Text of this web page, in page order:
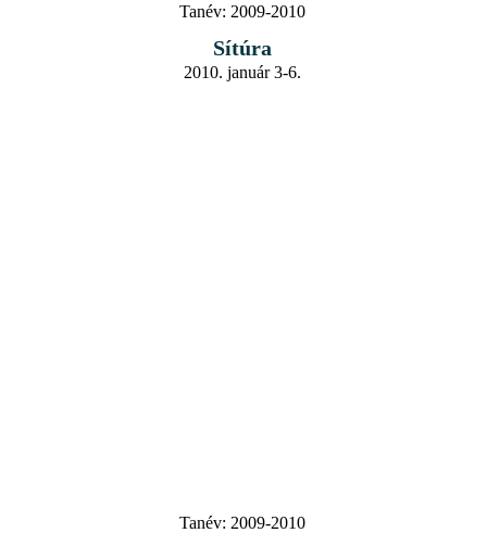
Tanév: 2009-2010
Sítúra
2010. január 3-6.
Tanév: 2009-2010